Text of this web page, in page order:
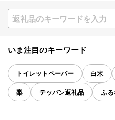
いま注目のキーワード
トイレットペーパー 白米
梨 テッパン返礼品 ふる